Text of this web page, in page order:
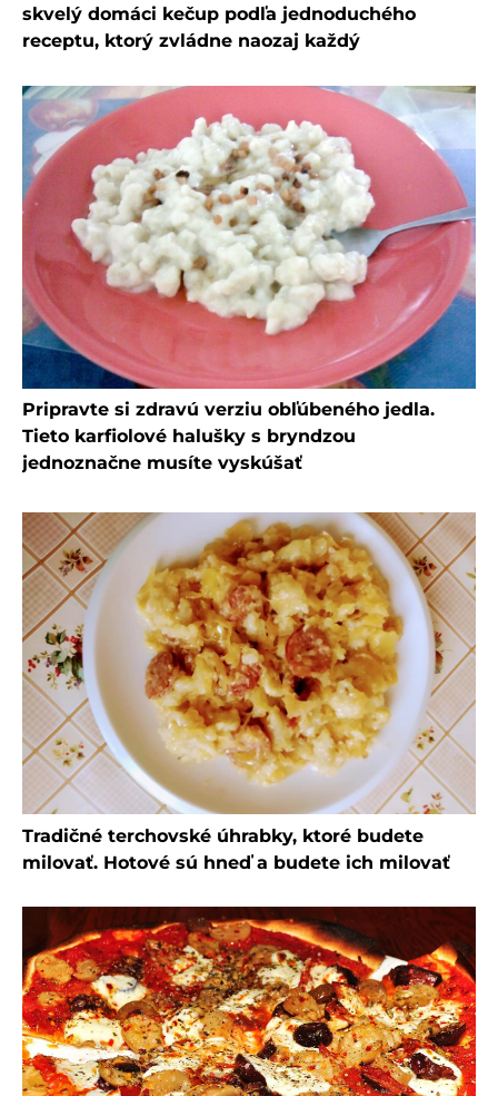
skvelý domáci kečup podľa jednoduchého
receptu, ktorý zvládne naozaj každý
Pripravte si zdravú verziu obľúbeného jedla.
Tieto karfiolové halušky s bryndzou
jednoznačne musíte vyskúšať
Tradičné terchovské úhrabky, ktoré budete
milovať. Hotové sú hneď a budete ich milovať